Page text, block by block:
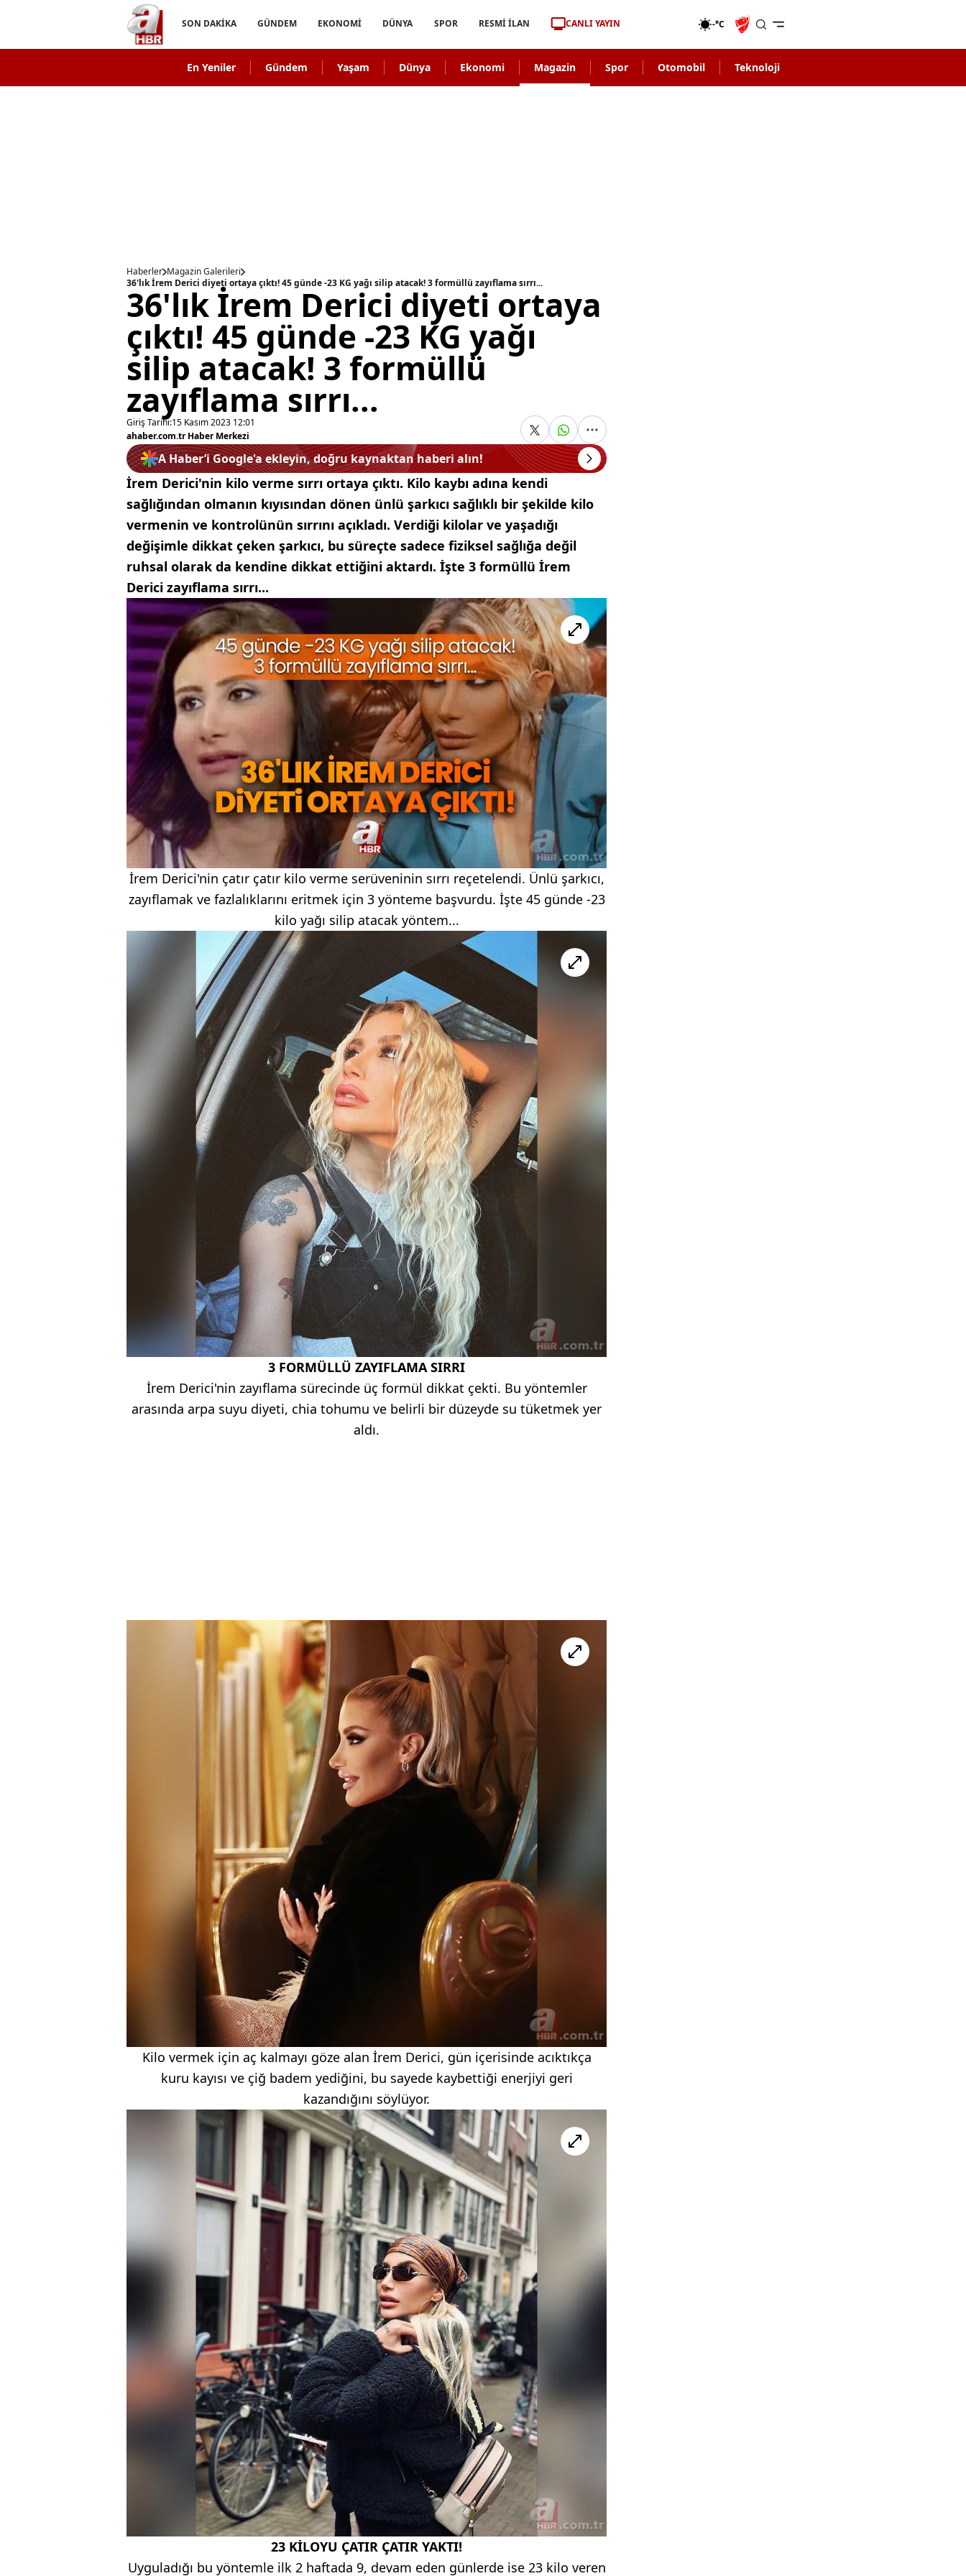
SON DAKİKA GÜNDEM EKONOMİ DÜNYA SPOR RESMİ İLAN CANLI YAYIN -°C
En Yeniler Gündem Yaşam Dünya Ekonomi Magazin Spor Otomobil Teknoloji
Haberler Magazin Galerileri
36'lık İrem Derici diyeti ortaya çıktı! 45 günde -23 KG yağı silip atacak! 3 formüllü zayıflama sırrı...
36'lık İrem Derici diyeti ortaya
çıktı! 45 günde -23 KG yağı
silip atacak! 3 formüllü
zayıflama sırrı...
Giriş Tarihi:15 Kasım 2023 12:01
ahaber.com.tr Haber Merkezi
A Haber’i Google'a ekleyin, doğru kaynaktan haberi alın!
İrem Derici'nin kilo verme sırrı ortaya çıktı. Kilo kaybı adına kendi
sağlığından olmanın kıyısından dönen ünlü şarkıcı sağlıklı bir şekilde kilo
vermenin ve kontrolünün sırrını açıkladı. Verdiği kilolar ve yaşadığı
değişimle dikkat çeken şarkıcı, bu süreçte sadece fiziksel sağlığa değil
ruhsal olarak da kendine dikkat ettiğini aktardı. İşte 3 formüllü İrem
Derici zayıflama sırrı...
İrem Derici'nin çatır çatır kilo verme serüveninin sırrı reçetelendi. Ünlü şarkıcı,
zayıflamak ve fazlalıklarını eritmek için 3 yönteme başvurdu. İşte 45 günde -23
kilo yağı silip atacak yöntem...
3 FORMÜLLÜ ZAYIFLAMA SIRRI
İrem Derici'nin zayıflama sürecinde üç formül dikkat çekti. Bu yöntemler
arasında arpa suyu diyeti, chia tohumu ve belirli bir düzeyde su tüketmek yer
aldı.
Kilo vermek için aç kalmayı göze alan İrem Derici, gün içerisinde acıktıkça
kuru kayısı ve çiğ badem yediğini, bu sayede kaybettiği enerjiyi geri
kazandığını söylüyor.
23 KİLOYU ÇATIR ÇATIR YAKTI!
Uyguladığı bu yöntemle ilk 2 haftada 9, devam eden günlerde ise 23 kilo veren